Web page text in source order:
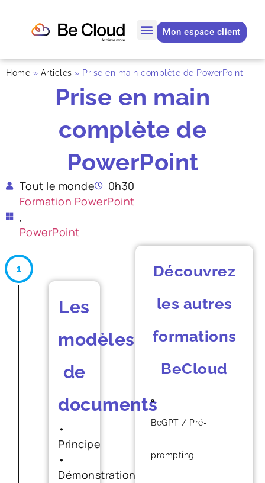
Mon espace client
Home » Articles » Prise en main complète de PowerPoint
Prise en main
complète de
PowerPoint
Tout le monde
0h30
Formation PowerPoint
,
PowerPoint
Les
modèles
de
documents
•
Principe
•
Démonstration
Découvrez
les autres
formations
BeCloud
BeGPT / Pré-
prompting